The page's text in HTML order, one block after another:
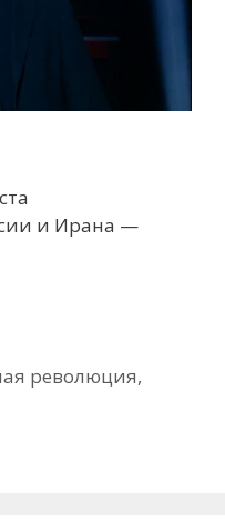
и Ирана —
революция,